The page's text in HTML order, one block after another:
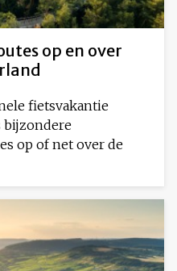
op en over
fietsvakantie
bijzondere
op of net over de